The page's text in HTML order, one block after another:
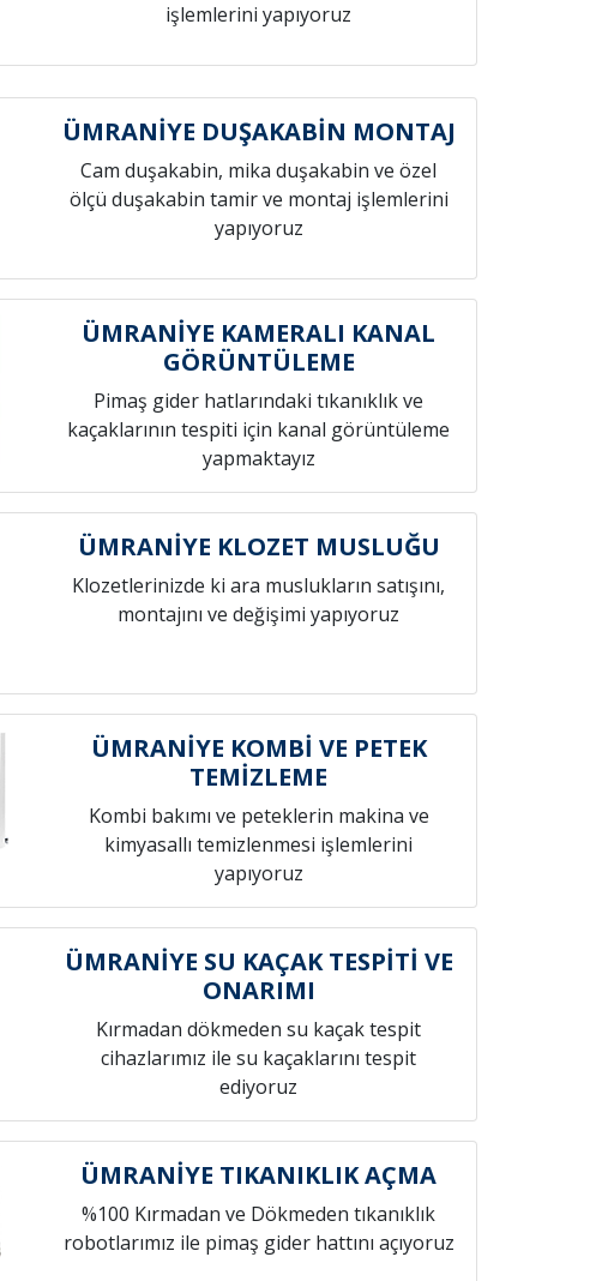
işlemlerini yapıyoruz
ÜMRANİYE DUŞAKABİN MONTAJ
Cam duşakabin, mika duşakabin ve özel
ölçü duşakabin tamir ve montaj işlemlerini
yapıyoruz
ÜMRANİYE KAMERALI KANAL
GÖRÜNTÜLEME
Pimaş gider hatlarındaki tıkanıklık ve
kaçaklarının tespiti için kanal görüntüleme
yapmaktayız
ÜMRANİYE KLOZET MUSLUĞU
Klozetlerinizde ki ara muslukların satışını,
montajını ve değişimi yapıyoruz
ÜMRANİYE KOMBİ VE PETEK
TEMİZLEME
Kombi bakımı ve peteklerin makina ve
kimyasallı temizlenmesi işlemlerini
yapıyoruz
ÜMRANİYE SU KAÇAK TESPİTİ VE
ONARIMI
Kırmadan dökmeden su kaçak tespit
cihazlarımız ile su kaçaklarını tespit
ediyoruz
ÜMRANİYE TIKANIKLIK AÇMA
%100 Kırmadan ve Dökmeden tıkanıklık
robotlarımız ile pimaş gider hattını açıyoruz